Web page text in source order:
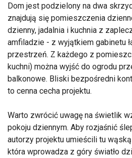
Dom jest podzielony na dwa
znajdują się pomieszczenia
dzienny, jadalnia i kuchnia z
amfiladzie - z wyjątkiem gabinetu
przestrzeń. Z każdego z
kuchni) można wyjść do ogrodu
balkonowe. Bliski bezpośredni
to cenna cecha projektu.
Warto zwrócić uwagę na świetlik
pokoju dziennym. Aby rozjaśnić
autorzy projektu umieścili tu
która wprowadza z góry światło